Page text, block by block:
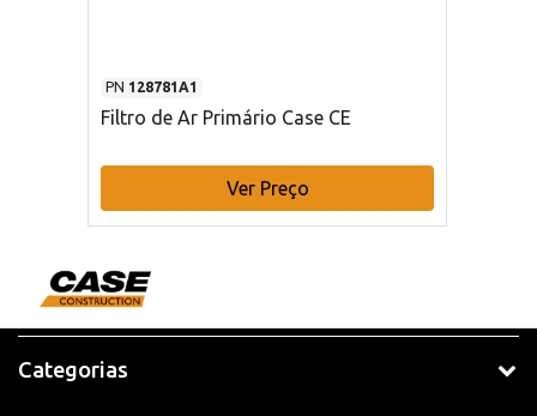
PN 128781A1
Filtro de Ar Primário Case CE
Ver Preço
Categorias